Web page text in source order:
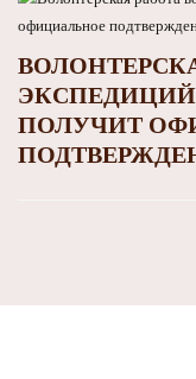
ЭКСПЕДИЦИЙ
ПОЛУЧИТ